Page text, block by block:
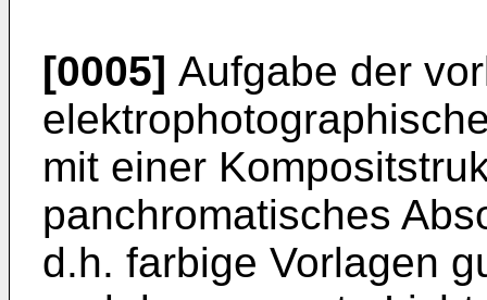
[0005] Aufgabe der
mit einer
panchromatisches
d.h. farbige Vorlagen